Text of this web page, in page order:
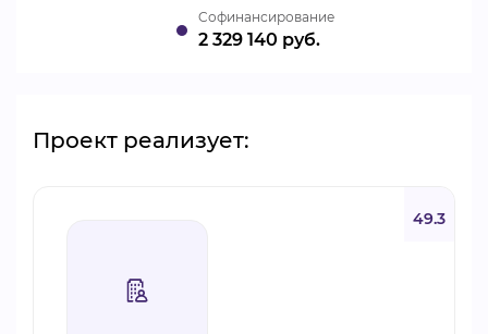
Cофинансирование
2 329 140 руб.
Проект реализует:
49.3